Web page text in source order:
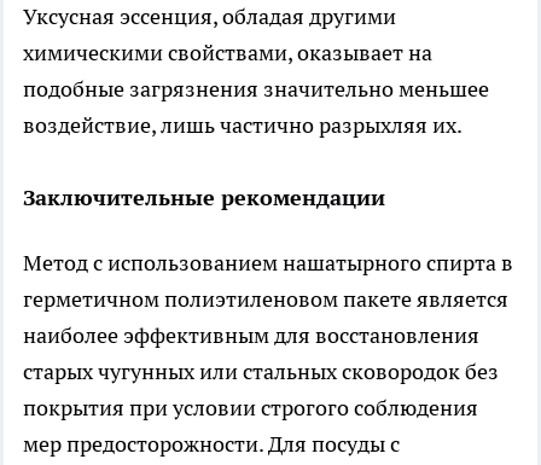
Уксусная эссенция, обладая другими
химическими свойствами, оказывает на
подобные загрязнения значительно меньшее
воздействие, лишь частично разрыхляя их.
Заключительные рекомендации
Метод с использованием нашатырного спирта в
герметичном полиэтиленовом пакете является
наиболее эффективным для восстановления
старых чугунных или стальных сковородок без
покрытия при условии строгого соблюдения
мер предосторожности. Для посуды с